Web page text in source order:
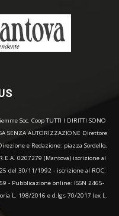
Soc. Coop TUTTI I DIRITTI SONO
SENZA AUTORIZZAZIONE Direttore
e Redazione: piazza Sordello,
0207279 (Mantova) iscrizione al
del 30/11/1992 - iscrizione al ROC:
- Pubblicazione online: ISSN 2465-
L. 198/2016 e d.lgs 70/2017 (ex L.